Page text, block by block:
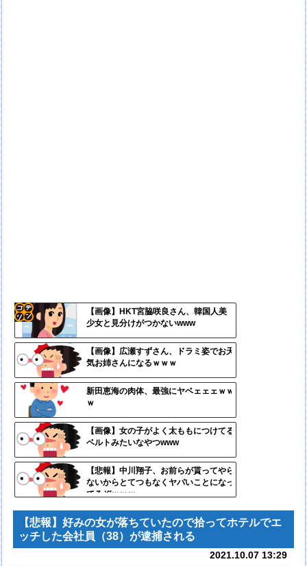
【画像】HKT宮脇咲良さん、韓国人美
少女と見分けがつかないwww
【画像】広瀬すずさん、ドラミ姿でお天
気お姉さんになるｗｗｗ
新田恵海の肉体、最強にヤベェェェｗｗ
ｗ
【画像】女の子がよく太ももにつけてる
ベルトみたいなやつwww
【悲報】中川翔子、お前らが貰ってやら
ないからとてつもなくヤバいことになっ
てるぞｗｗｗ
コテ
定リ
ンク
更新
ツー
ル
【悲報】好みの女が落ちていたので拾ってホテルでエ
ッチした会社員（38）が逮捕される
2021.10.07 13:29